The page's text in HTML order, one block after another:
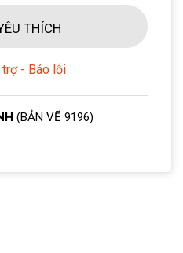
THÍCH
trợ - Báo lỗi
(BẢN VẼ 9196)